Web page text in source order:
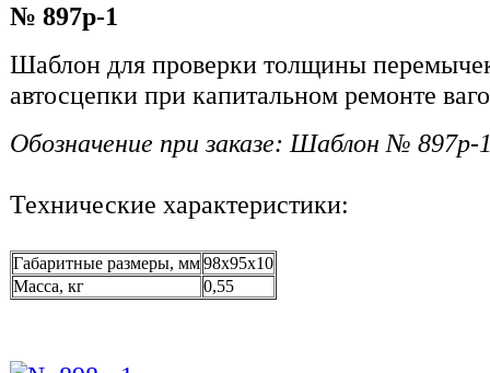
№ 897р-1
Шаблон для проверки толщины
автосцепки при капитальном ремонте
Обозначение при заказе: Шаблон № 897р-
Технические характеристики:
Габаритные размеры, мм98х95х10
Масса, кг
0,55